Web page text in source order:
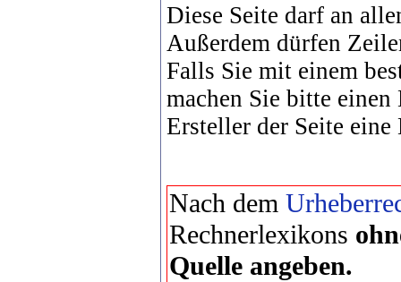
Diese Seite darf an
Außerdem dürfen
Falls Sie mit einem
machen Sie bitte
Ersteller der Seite
Nach dem
Rechnerlexikons
Quelle angeben.